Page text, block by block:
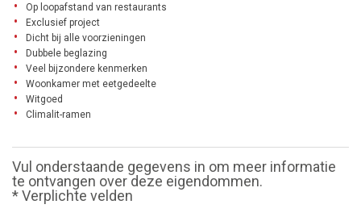
Op loopafstand van restaurants
Exclusief project
Dicht bij alle voorzieningen
Dubbele beglazing
Veel bijzondere kenmerken
Woonkamer met eetgedeelte
Witgoed
Climalit-ramen
Vul onderstaande gegevens in om meer informatie
te ontvangen over deze eigendommen.
* Verplichte velden